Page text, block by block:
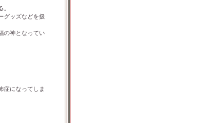
グッズなどを扱
の神となってい
症になってしま